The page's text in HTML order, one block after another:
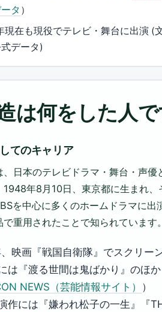
タ ）
現在も現役でテレビ・舞台に出演 (
データ)
は何をした人
てのキャリア
日本のテレビドラマ・舞台・声
1948年8月10日、東京都に生まれ
を中心に多くのホームドラマに出
重用されたことで知られています。
映画『戦国自衛隊』でスクリー
は『渡る世間は鬼ばかり』のほ
NEWS（芸能情報サイト） ）
作には『嫌われ松子の一生』『